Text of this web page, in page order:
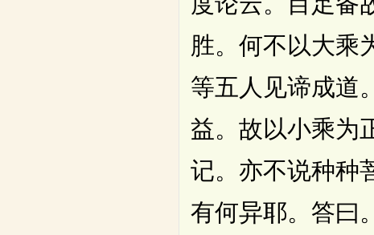
胜。何不以大乘
等五人见谛成道
益。故以小乘为
记。亦不说种种
有何异耶。答曰